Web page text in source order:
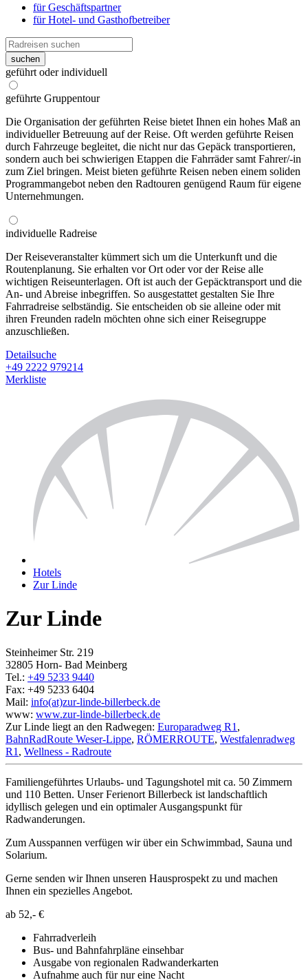
für Geschäftspartner
für Hotel- und Gasthofbetreiber
suchen
geführt oder individuell
geführte Gruppentour
Die Organisation der geführten Reise bietet Ihnen ein hohes Maß an
individueller Betreuung auf der Reise. Oft werden geführte Reisen
durch Fahrzeuge begleitet, die nicht nur das Gepäck transportieren,
sondern auch bei schwierigen Etappen die Fahrräder samt Fahrer/-in
zum Ziel bringen. Meist bieten geführte Reisen neben einem soliden
Programmangebot neben den Radtouren genügend Raum für eigene
Unternehmungen.
individuelle Radreise
Der Reiseveranstalter kümmert sich um die Unterkunft und die
Routenplanung. Sie erhalten vor Ort oder vor der Reise alle
wichtigen Reiseunterlagen. Oft ist auch der Gepäcktransport und die
An- und Abreise inbegriffen. So ausgestattet gestalten Sie Ihre
Fahrradreise selbständig. Sie entscheiden ob sie alleine oder mit
ihren Freunden radeln möchten ohne sich einer Reisegruppe
anzuschließen.
Detailsuche
+49 2222 979214
Merkliste
Hotels
Zur Linde
Zur Linde
Steinheimer Str. 219
32805 Horn- Bad Meinberg
Tel.: +49 5233 9440
Fax: +49 5233 6404
Mail: info(at)zur-linde-billerbeck.de
www: www.zur-linde-billerbeck.de
Zur Linde liegt an den Radwegen: Europaradweg R1 ,
BahnRadRoute Weser-Lippe, RÖMERROUTE, Westfalenradweg
R1 , Wellness - Radroute
Familiengeführtes Urlaubs- und Tagungshotel mit ca. 50 Zimmern
und 110 Betten. Unser Ferienort Billerbeck ist landschaftlich
idyllisch gelegen und ein optimaler Ausgangspunkt für
Radwanderungen.
Zum Ausspannen verfügen wir über ein Schwimmbad, Sauna und
Solarium.
Gerne senden wir Ihnen unseren Hausprospekt zu und machen
Ihnen ein spezielles Angebot.
ab 52,- €
Fahrradverleih
Bus- und Bahnfahrpläne einsehbar
Ausgabe von regionalen Radwanderkarten
Aufnahme auch für nur eine Nacht